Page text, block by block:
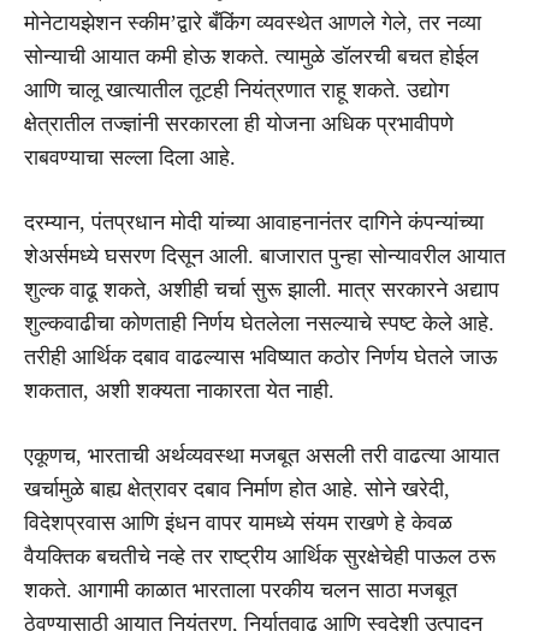
मोनेटायझेशन स्कीम’द्वारे बँकिंग व्यवस्थेत आणले गेले, तर नव्या
सोन्याची आयात कमी होऊ शकते. त्यामुळे डॉलरची बचत होईल
आणि चालू खात्यातील तूटही नियंत्रणात राहू शकते. उद्योग
क्षेत्रातील तज्ज्ञांनी सरकारला ही योजना अधिक प्रभावीपणे
राबवण्याचा सल्ला दिला आहे.
दरम्यान, पंतप्रधान मोदी यांच्या आवाहनानंतर दागिने कंपन्यांच्या
शेअर्समध्ये घसरण दिसून आली. बाजारात पुन्हा सोन्यावरील आयात
शुल्क वाढू शकते, अशीही चर्चा सुरू झाली. मात्र सरकारने अद्याप
शुल्कवाढीचा कोणताही निर्णय घेतलेला नसल्याचे स्पष्ट केले आहे.
तरीही आर्थिक दबाव वाढल्यास भविष्यात कठोर निर्णय घेतले जाऊ
शकतात, अशी शक्यता नाकारता येत नाही.
एकूणच, भारताची अर्थव्यवस्था मजबूत असली तरी वाढत्या आयात
खर्चामुळे बाह्य क्षेत्रावर दबाव निर्माण होत आहे. सोने खरेदी,
विदेशप्रवास आणि इंधन वापर यामध्ये संयम राखणे हे केवळ
वैयक्तिक बचतीचे नव्हे तर राष्ट्रीय आर्थिक सुरक्षेचेही पाऊल ठरू
शकते. आगामी काळात भारताला परकीय चलन साठा मजबूत
ठेवण्यासाठी आयात नियंत्रण, निर्यातवाढ आणि स्वदेशी उत्पादन